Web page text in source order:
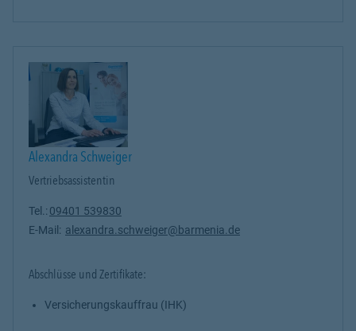
Alexandra Schweiger
Vertriebsassistentin
Tel.: 09401 539830
E-Mail: alexandra.schweiger@barmenia.de
Abschlüsse und Zertifikate:
Versicherungskauffrau (IHK)